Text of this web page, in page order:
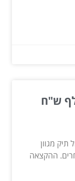
להשקיע 200 אלף ש"ח
לשקול תיק מגוון
ההקצאה